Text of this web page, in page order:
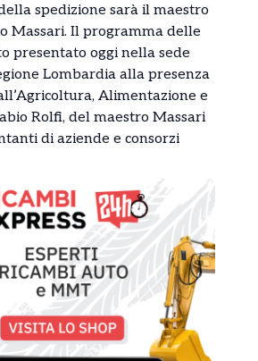
spedizione sarà il maestro
Massari. Il programma delle
presentato oggi nella sede
Lombardia alla presenza
Alimentazione e
Rolfi, del maestro Massari
di aziende e consorzi